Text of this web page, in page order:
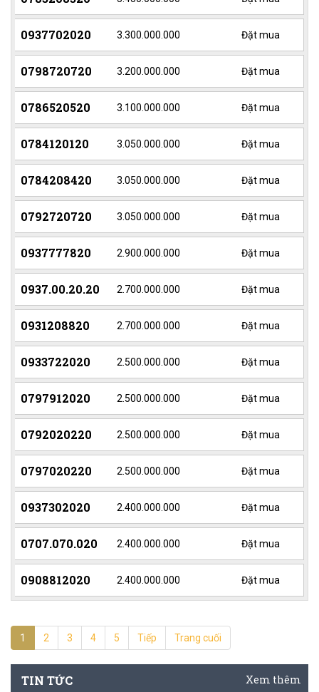
0937702020 3.300.000.000 Đặt mua
0798720720 3.200.000.000 Đặt mua
0786520520 3.100.000.000 Đặt mua
0784120120 3.050.000.000 Đặt mua
0784208420 3.050.000.000 Đặt mua
0792720720 3.050.000.000 Đặt mua
0937777820 2.900.000.000 Đặt mua
0937.00.20.20 2.700.000.000 Đặt mua
0931208820 2.700.000.000 Đặt mua
0933722020 2.500.000.000 Đặt mua
0797912020 2.500.000.000 Đặt mua
0792020220 2.500.000.000 Đặt mua
0797020220 2.500.000.000 Đặt mua
0937302020 2.400.000.000 Đặt mua
0707.070.020 2.400.000.000 Đặt mua
0908812020 2.400.000.000 Đặt mua
1 2 3 4 5 Tiếp Trang cuối
TIN TỨC Xem thêm